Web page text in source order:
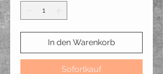
In den Warenkorb
Sofortkauf